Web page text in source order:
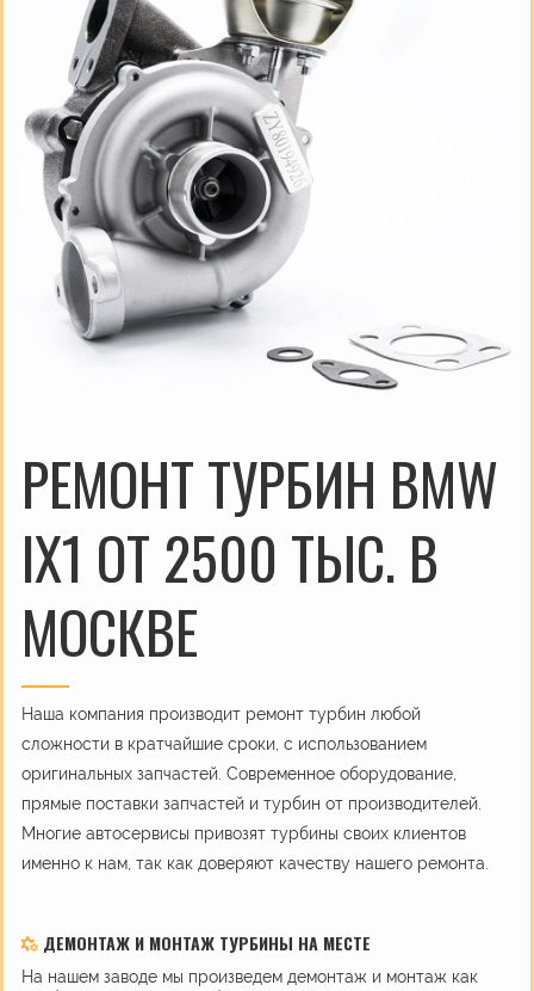
РЕМОНТ ТУРБИН BMW
IX1 ОТ 2500 ТЫС. В
МОСКВЕ
Наша компания производит ремонт турбин любой
сложности в кратчайшие сроки, с использованием
оригинальных запчастей. Современное оборудование,
прямые поставки запчастей и турбин от производителей.
Многие автосервисы привозят турбины своих клиентов
именно к нам, так как доверяют качеству нашего ремонта.
ДЕМОНТАЖ И МОНТАЖ ТУРБИНЫ НА МЕСТЕ
На нашем заводе мы произведем демонтаж и монтаж как